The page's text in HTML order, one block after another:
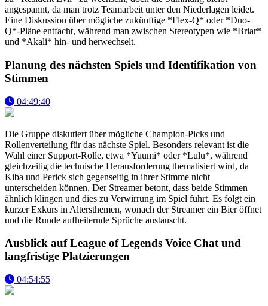
angespannt, da man trotz Teamarbeit unter den Niederlagen leidet.
Eine Diskussion über mögliche zukünftige *Flex-Q* oder *Duo-
Q*-Pläne entfacht, während man zwischen Stereotypen wie *Briar*
und *Akali* hin- und herwechselt.
Planung des nächsten Spiels und Identifikation von
Stimmen
04:49:40
Die Gruppe diskutiert über mögliche Champion-Picks und
Rollenverteilung für das nächste Spiel. Besonders relevant ist die
Wahl einer Support-Rolle, etwa *Yuumi* oder *Lulu*, während
gleichzeitig die technische Herausforderung thematisiert wird, da
Kiba und Perick sich gegenseitig in ihrer Stimme nicht
unterscheiden können. Der Streamer betont, dass beide Stimmen
ähnlich klingen und dies zu Verwirrung im Spiel führt. Es folgt ein
kurzer Exkurs in Altersthemen, wonach der Streamer ein Bier öffnet
und die Runde aufheiternde Sprüche austauscht.
Ausblick auf League of Legends Voice Chat und
langfristige Platzierungen
04:54:55